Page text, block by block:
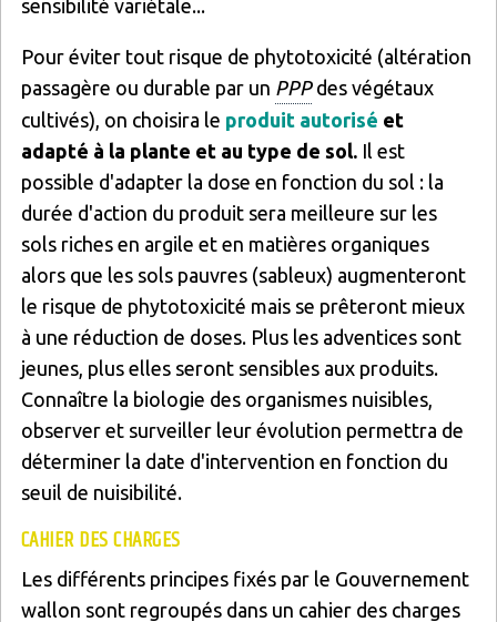
sensibilité variétale...
Pour éviter tout risque de phytotoxicité (altération
passagère ou durable par un PPPdes végétaux
cultivés), on choisira le produit autorisé et
adapté à la plante et au type de sol. Il est
possible d'adapter la dose en fonction du sol : la
durée d'action du produit sera meilleure sur les
sols riches en argile et en matières organiques
alors que les sols pauvres (sableux) augmenteront
le risque de phytotoxicité mais se prêteront mieux
à une réduction de doses. Plus les adventices sont
jeunes, plus elles seront sensibles aux produits.
Connaître la biologie des organismes nuisibles,
observer et surveiller leur évolution permettra de
déterminer la date d'intervention en fonction du
seuil de nuisibilité.
CAHIER DES CHARGES
Les différents principes fixés par le Gouvernement
wallon sont regroupés dans un cahier des charges